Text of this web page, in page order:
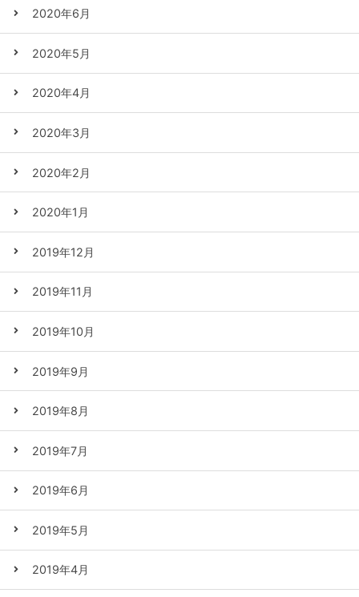
2020年6月
2020年5月
2020年4月
2020年3月
2020年2月
2020年1月
2019年12月
2019年11月
2019年10月
2019年9月
2019年8月
2019年7月
2019年6月
2019年5月
2019年4月